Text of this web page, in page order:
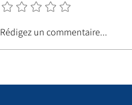
Rédigez un commentaire...